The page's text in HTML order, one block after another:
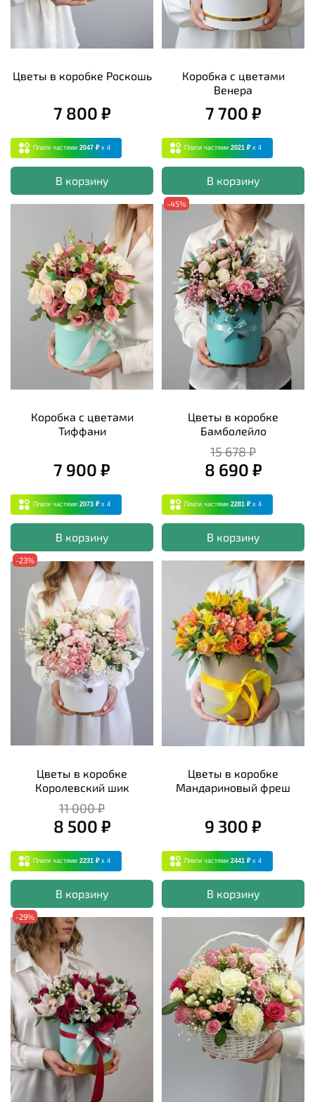
Цветы в коробке Роскошь
7 800 ₽
Плати частями 2047 ₽ x 4
В корзину
Коробка с цветами
Венера
7 700 ₽
Плати частями 2021 ₽ x 4
В корзину
Коробка с цветами
Тиффани
7 900 ₽
Плати частями 2073 ₽ x 4
В корзину
-45%
Цветы в коробке
Бамболейло
15 678 ₽
8 690 ₽
Плати частями 2281 ₽ x 4
В корзину
-23%
Цветы в коробке
Королевский шик
11 000 ₽
8 500 ₽
Плати частями 2231 ₽ x 4
В корзину
Цветы в коробке
Мандариновый фреш
9 300 ₽
Плати частями 2441 ₽ x 4
В корзину
-29%